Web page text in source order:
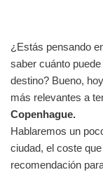
¿Estás pensando
saber cuánto
destino? Bueno,
más relevantes a
Copenhague.
Hablaremos un
ciudad, el coste
recomendación